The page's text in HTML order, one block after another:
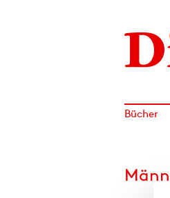
Bücher